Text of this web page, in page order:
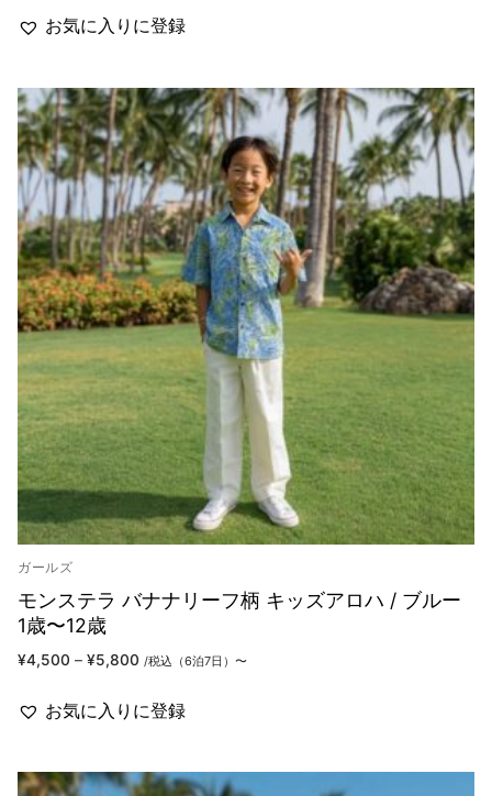
お気に入りに登録
ガールズ
モンステラ バナナリーフ柄 キッズアロハ / ブルー
1歳〜12歳
¥4,500 – ¥5,800 価
格
¥4,500
–
/税込（6泊7日）〜
お気に入りに登録